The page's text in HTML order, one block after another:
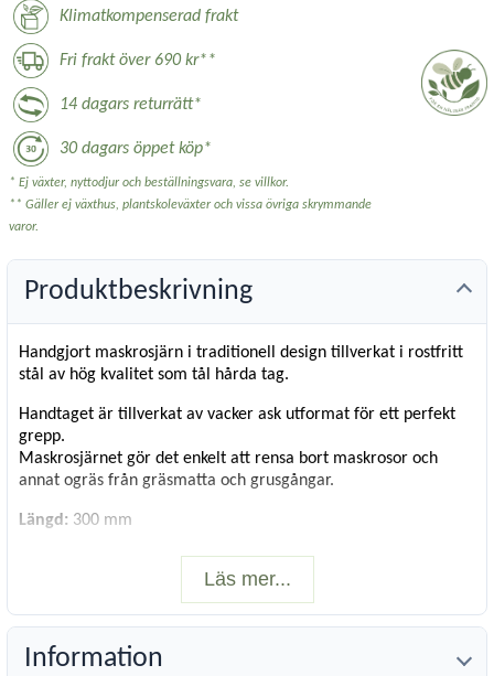
Klimatkompenserad frakt
Fri frakt över 690 kr**
14 dagars returrätt*
30 dagars öppet köp*
* Ej växter, nyttodjur och beställningsvara, se villkor.
** Gäller ej växthus, plantskoleväxter och vissa övriga skrymmande
varor.
Produktbeskrivning
Handgjort maskrosjärn i traditionell design tillverkat i rostfritt
stål av hög kvalitet som tål hårda tag.
Handtaget är tillverkat av vacker ask utformat för ett perfekt
grepp.
Maskrosjärnet gör det enkelt att rensa bort maskrosor och
annat ogräs från gräsmatta och grusgångar.
Längd: 300 mm
Läs mer...
Information